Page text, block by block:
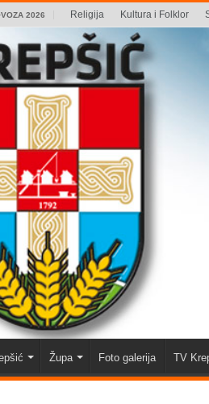
2026 Religija Kultura i Folklor
Župa Foto galerija TV